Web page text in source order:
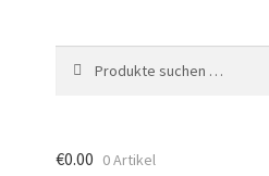
nach:
€0.00 0 Artikel